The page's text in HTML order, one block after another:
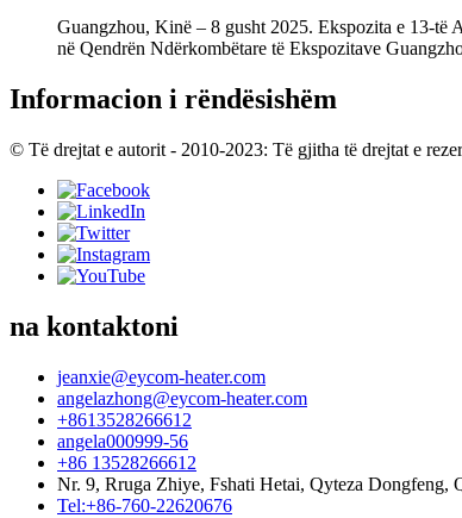
Guangzhou, Kinë – 8 gusht 2025. Ekspozita e 13-
në Qendrën Ndërkombëtare të Ekspozitave
Informacion i rëndësishëm
© Të drejtat e autorit - 2010-2023: Të gjitha të drejtat e
na kontaktoni
jeanxie@eycom-heater.com
angelazhong@eycom-heater.com
+8613528266612
angela000999-56
+86 13528266612
Nr. 9, Rruga Zhiye, Fshati Hetai, Qyteza Dongfeng,
Tel:+86-760-22620676